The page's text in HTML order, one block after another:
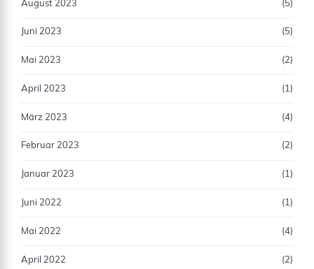
August 2023 (5)
Juni 2023 (5)
Mai 2023 (2)
April 2023 (1)
März 2023 (4)
Februar 2023 (2)
Januar 2023 (1)
Juni 2022 (1)
Mai 2022 (4)
April 2022 (2)